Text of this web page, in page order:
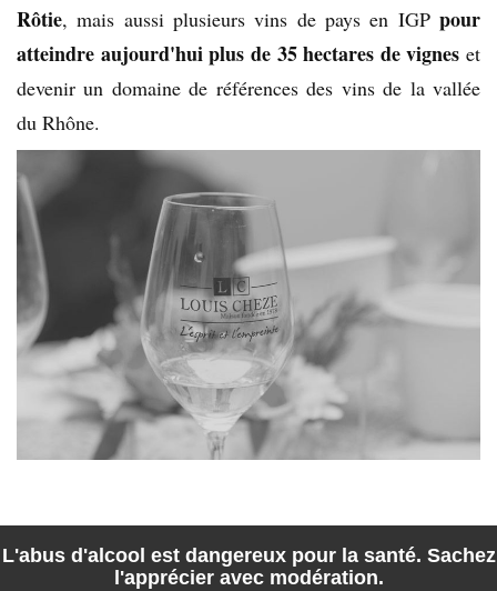
Rôtie, mais aussi plusieurs vins de pays en IGP pour
atteindre aujourd'hui plus de 35 hectares de vignes et
devenir un domaine de références des vins de la vallée
du Rhône.
L'abus d'alcool est dangereux pour la santé. Sachez
l'apprécier avec modération.